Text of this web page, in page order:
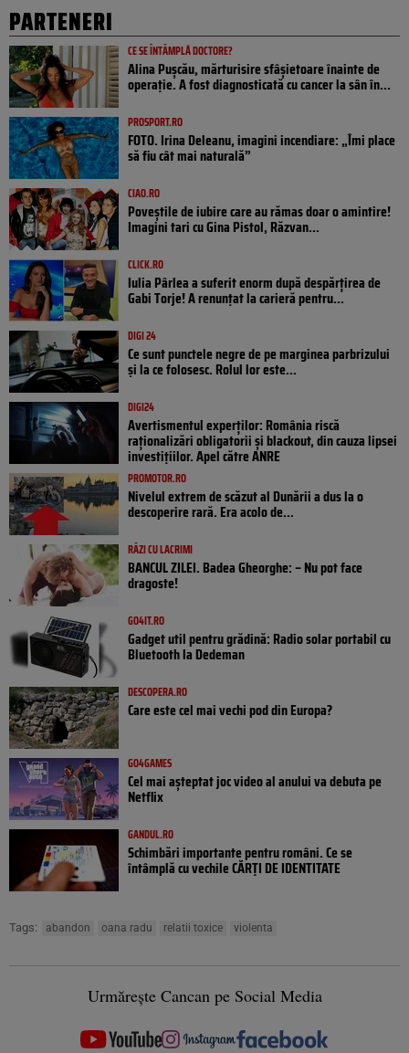
PARTENERI
CE SE ÎNTÂMPLĂ DOCTORE?
Alina Pușcău, mărturisire sfâșietoare înainte de
operație. A fost diagnosticată cu cancer la sân în...
PROSPORT.RO
FOTO. Irina Deleanu, imagini incendiare: „Îmi place
să fiu cât mai naturală”
CIAO.RO
Poveştile de iubire care au rămas doar o amintire!
Imagini tari cu Gina Pistol, Răzvan...
CLICK.RO
Iulia Pârlea a suferit enorm după despărțirea de
Gabi Torje! A renunțat la carieră pentru...
DIGI 24
Ce sunt punctele negre de pe marginea parbrizului
și la ce folosesc. Rolul lor este...
DIGI24
Avertismentul experților: România riscă
raționalizări obligatorii și blackout, din cauza lipsei
investițiilor. Apel către ANRE
PROMOTOR.RO
Nivelul extrem de scăzut al Dunării a dus la o
descoperire rară. Era acolo de...
RÂZI CU LACRIMI
BANCUL ZILEI. Badea Gheorghe: – Nu pot face
dragoste!
GO4IT.RO
Gadget util pentru grădină: Radio solar portabil cu
Bluetooth la Dedeman
DESCOPERA.RO
Care este cel mai vechi pod din Europa?
GO4GAMES
Cel mai așteptat joc video al anului va debuta pe
Netflix
GANDUL.RO
Schimbări importante pentru români. Ce se
întâmplă cu vechile CĂRȚI DE IDENTITATE
Tags: abandon oana radu relatii toxice violenta
Urmărește Cancan pe Social Media